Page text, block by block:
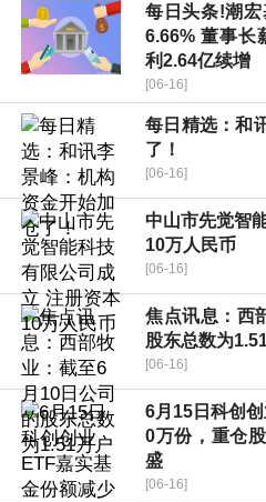
每日头条!潮
6.66% 董事长
利2.64亿续增
[06-16]
每日精选：和
了！
[06-16]
中山市先觉智
10万人民币
[06-16]
焦点讯息：西
股东总数为
[06-16]
6月15日科创
0万份，重仓
盛
[06-16]